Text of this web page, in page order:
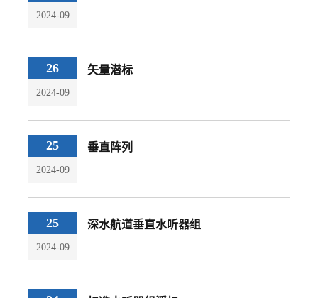
2024-09
26
2024-09
矢量潜标
25
2024-09
垂直阵列
25
2024-09
深水航道垂直水听器组